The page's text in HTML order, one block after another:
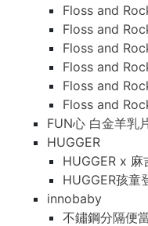
Floss and
Floss and
Floss and
Floss and
Floss and
Floss and
FUN心 白金羊乳
HUGGER
HUGGER x 麻
HUGGER孩
innobaby
不鏽鋼分隔便